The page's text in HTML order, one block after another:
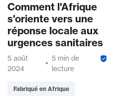
Comment l'Afrique
s'oriente vers une
réponse locale aux
urgences sanitaires
5 août
2024
5 min de
lecture
Fabriqué en Afrique